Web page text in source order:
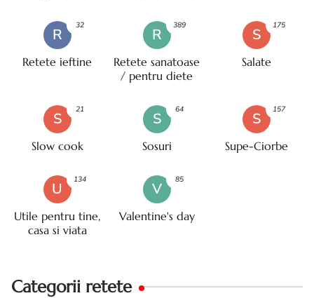
R
Retete ieftine
32
R
Retete sanatoase
/ pentru diete
389
S
Salate
175
S
Slow cook
21
S
Sosuri
64
S
Supe-Ciorbe
157
U
Utile pentru tine,
casa si viata
134
V
Valentine's day
85
Categorii retete